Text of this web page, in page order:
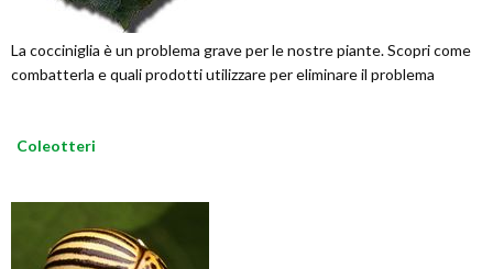
La cocciniglia è un problema grave per le nostre piante. Scopri come
combatterla e quali prodotti utilizzare per eliminare il problema
Coleotteri